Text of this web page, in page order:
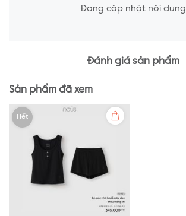
Đang cập nhật nội dung
Đánh giá sản phẩm
Sản phẩm đã xem
Hết